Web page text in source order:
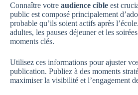
Connaître votre audience cible est
public est composé principalement
probable qu’ils soient actifs après
adultes, les pauses déjeuner et les
moments clés.
Utilisez ces informations pour ajuster
publication. Publiez à des moments
maximiser la visibilité et l’engagement